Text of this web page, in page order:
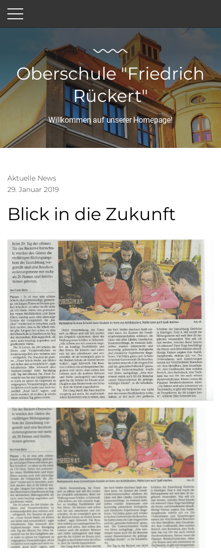
Oberschule "Friedrich
Rückert"
Willkommen auf unserer Homepage!
Aktuelle News
29. Januar 2019
Blick in die Zukunft